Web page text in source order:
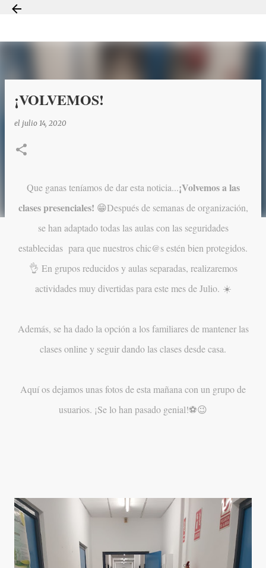
¡VOLVEMOS!
el julio 14, 2020
Que ganas teníamos de dar esta noticia...¡Volvemos a las
clases presenciales! 😁Después de semanas de organización,
se han adaptado todas las aulas con las seguridades
establecidas para que nuestros chic@s estén bien protegidos.
👌 En grupos reducidos y aulas separadas, realizaremos
actividades muy divertidas para este mes de Julio. ☀️
Además, se ha dado la opción a los familiares de mantener las
clases online y seguir dando las clases desde casa.
Aquí os dejamos unas fotos de esta mañana con un grupo de
usuarios. ¡Se lo han pasado genial!⚽️😉